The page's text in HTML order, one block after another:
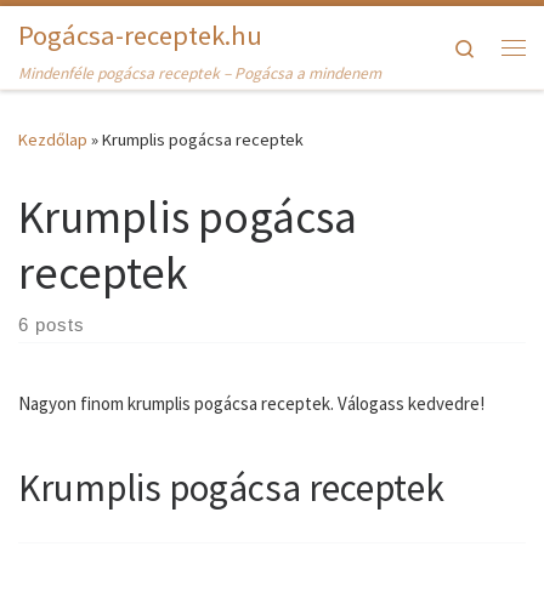
Skip to content
Pogácsa-receptek.hu
Mindenféle pogácsa receptek – Pogácsa a mindenem
Search
Kezdőlap »Krumplis pogácsa receptek
Krumplis pogácsa
receptek
6 posts
Nagyon finom krumplis pogácsa receptek. Válogass kedvedre!
Krumplis pogácsa receptek